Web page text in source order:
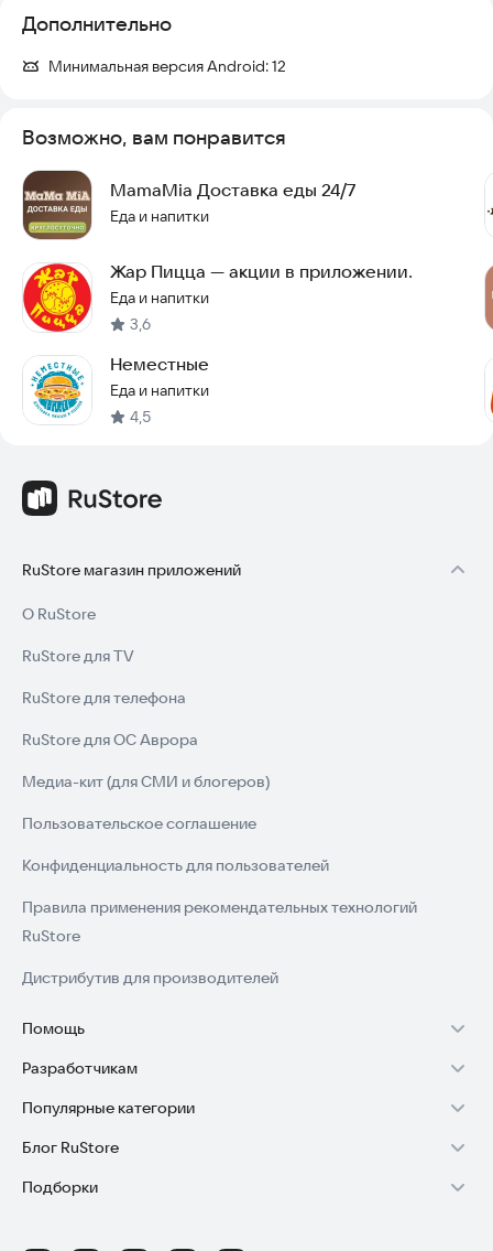
Дополнительно
Минимальная версия Android:12
Возможно, вам понравится
MamaMia Доставка еды 24/7
Еда и напитки
Жар Пицца — акции в приложении.
Еда и напитки
3,6
Неместные
Еда и напитки
4,5
RuStore магазин приложений
О RuStore
RuStore для TV
RuStore для телефона
RuStore для ОС Аврора
Медиа-кит (для СМИ и блогеров)
Пользовательское соглашение
Конфиденциальность для пользователей
Правила применения рекомендательных технологий
RuStore
Дистрибутив для производителей
Помощь
Установка RuStore на TV
Установка RuStore на телефон
Установка RuStore в машину
Помощь пользователям RuStore
Разработчикам
Зарабатывать с RuStore
Стать разработчиком
Доступ к RuStore Консоль
Популярные категории
Игры для Android
Приложения банков
Блог RuStore
Обзоры игр для Android 2025
Подборки